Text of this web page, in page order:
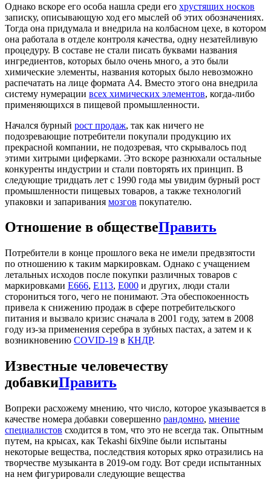
Однако вскоре его особа нашла среди его хрустящих носков
записку, описывающую ход его мыслей об этих обозначениях.
Тогда она придумала и внедрила на колбасном цехе, в котором
она работала в отделе контроля качества, одну незатейливую
процедуру. В составе не стали писать буквами названия
ингредиентов, которых было очень много, а это были
химические элементы, названия которых было невозможно
распечатать на лице формата А4. Вместо этого она внедрила
систему нумерации всех химических элементов, когда-либо
применяющихся в пищевой промышленности.
Начался бурный рост продаж, так как ничего не
подозревающие потребители покупали продукцию их
прекрасной компании, не подозревая, что скрывалось под
этими хитрыми циферками. Это вскоре разнюхали остальные
конкуренты индустрии и стали повторять их принцип. В
следующие тридцать лет с 1990 года мы увидим бурный рост
промышленности пищевых товаров, а также технологий
упаковки и запаривания мозгов покупателю.
Отношение в обществеПравить
Потребители в конце прошлого века не имели предвзятости
по отношению к таким маркировкам. Однако с учащением
летальных исходов после покупки различных товаров с
маркировками E666, E113, E000 и других, люди стали
сторониться того, чего не понимают. Эта обеспокоенность
привела к снижению продаж в сфере потребительского
питания и вызвало кризис сначала в 2001 году, затем в 2008
году из-за применения серебра в зубных пастах, а затем и к
возникновению COVID-19 в КНДР.
Известные человечеству
добавкиПравить
Вопреки расхожему мнению, что число, которое указывается в
качестве номера добавки совершенно рандомно, мнение
специалистов сходится в том, что это не всегда так. Опытным
путем, на крысах, как Tekashi 6ix9ine были испытаны
некоторые вещества, последствия которых ярко отразились на
творчестве музыканта в 2019-ом году. Вот среди испытанных
на нем фигурировали следующие вещества